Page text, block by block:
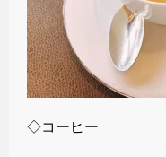
◇コーヒー